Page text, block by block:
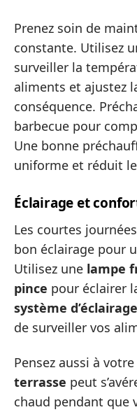
Prenez soin de
constante. Utilisez
surveiller la
aliments et ajustez
conséquence.
barbecue pour
Une bonne
uniforme et réduit
Éclairage et
Les courtes
bon éclairage pour
Utilisez une lampe
pince pour éclairer
système d’éclairage
de surveiller vos
Pensez aussi à
terrasse peut
chaud pendant que